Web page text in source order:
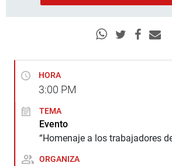
HORA
3:00 PM
TEMA
Evento
“Homenaje a los trabajadores
ORGANIZA